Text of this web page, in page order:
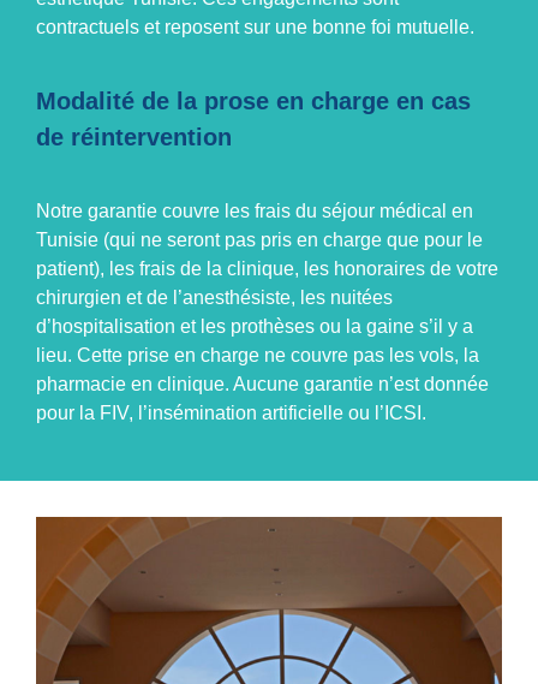
contractuels et reposent sur une bonne foi mutuelle.
Modalité de la prose en charge en cas
de réintervention
Notre garantie couvre les frais du séjour médical en
Tunisie (qui ne seront pas pris en charge que pour le
patient), les frais de la clinique, les honoraires de votre
chirurgien et de l’anesthésiste, les nuitées
d’hospitalisation et les prothèses ou la gaine s’il y a
lieu. Cette prise en charge ne couvre pas les vols, la
pharmacie en clinique. Aucune garantie n’est donnée
pour la FIV, l’insémination artificielle ou l’ICSI.